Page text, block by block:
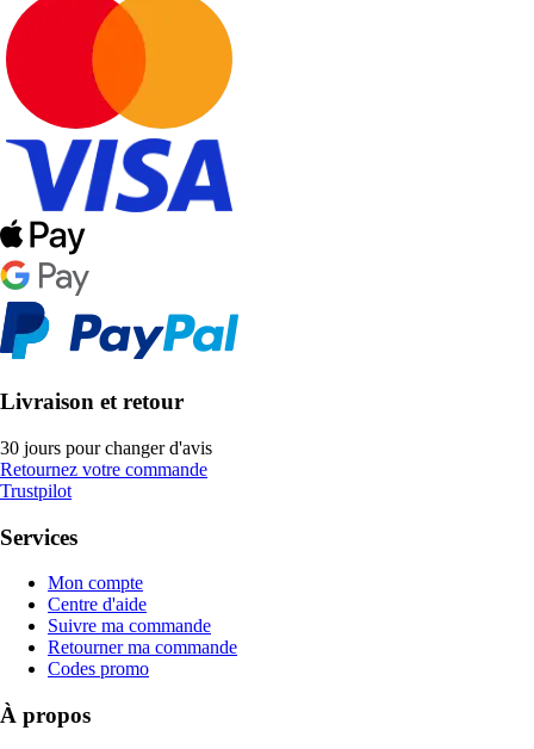
Livraison et retour
30 jours pour changer d'avis
Retournez votre commande
Trustpilot
Services
Mon compte
Centre d'aide
Suivre ma commande
Retourner ma commande
Codes promo
À propos